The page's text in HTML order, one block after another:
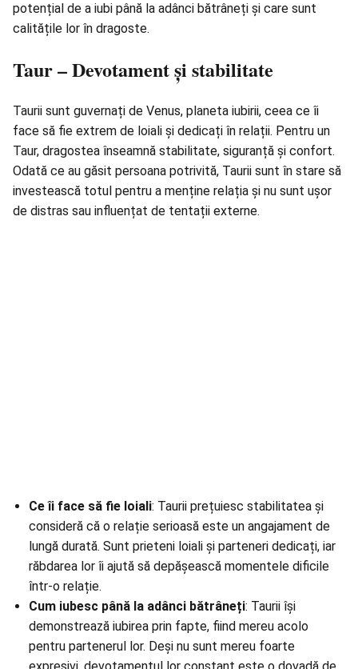
potențial de a iubi până la adânci bătrâneți și care sunt
calitățile lor în dragoste.
Taur – Devotament și stabilitate
Taurii sunt guvernați de Venus, planeta iubirii, ceea ce îi
face să fie extrem de loiali și dedicați în relații. Pentru un
Taur, dragostea înseamnă stabilitate, siguranță și confort.
Odată ce au găsit persoana potrivită, Taurii sunt în stare să
investească totul pentru a menține relația și nu sunt ușor
de distras sau influențat de tentații externe.
Ce îi face să fie loiali: Taurii prețuiesc stabilitatea și
consideră că o relație serioasă este un angajament de
lungă durată. Sunt prieteni loiali și parteneri dedicați, iar
răbdarea lor îi ajută să depășească momentele dificile
într-o relație.
Cum iubesc până la adânci bătrâneți: Taurii își
demonstrează iubirea prin fapte, fiind mereu acolo
pentru partenerul lor. Deși nu sunt mereu foarte